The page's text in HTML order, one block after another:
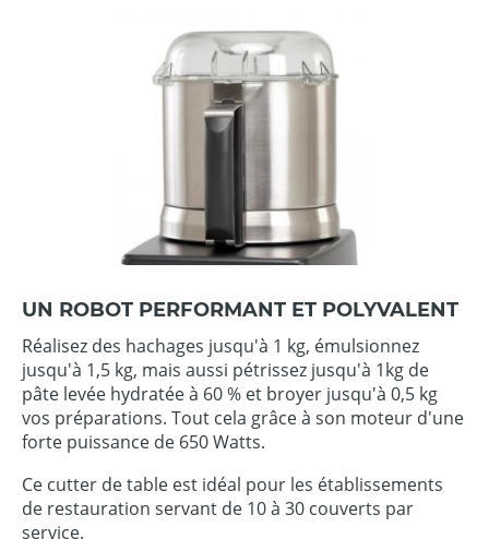
UN ROBOT PERFORMANT ET POLYVALENT
Réalisez des hachages jusqu'à 1 kg, émulsionnez
jusqu'à 1,5 kg, mais aussi pétrissez jusqu'à 1kg de
pâte levée hydratée à 60 % et broyer jusqu'à 0,5 kg
vos préparations. Tout cela grâce à son moteur d'une
forte puissance de 650 Watts.
Ce cutter de table est idéal pour les établissements
de restauration servant de 10 à 30 couverts par
service.